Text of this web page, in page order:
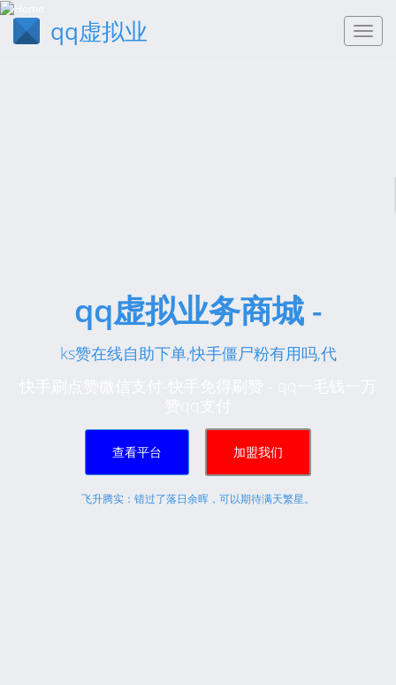
qq虚拟业
qq虚拟业务商城 -
ks赞在线自助下单,快手僵尸粉有用吗,代
查看平台 加盟我们
飞升腾实：错过了落日余晖，可以期待满天繁星。